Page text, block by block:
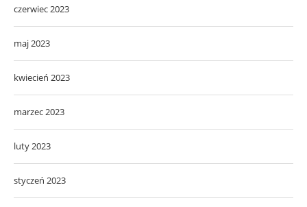
czerwiec 2023
maj 2023
kwiecień 2023
marzec 2023
luty 2023
styczeń 2023